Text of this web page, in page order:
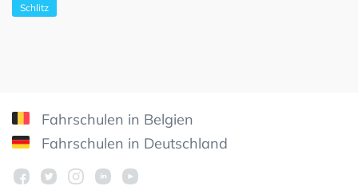
Schlitz
Fahrschulen in Belgien
Fahrschulen in Deutschland